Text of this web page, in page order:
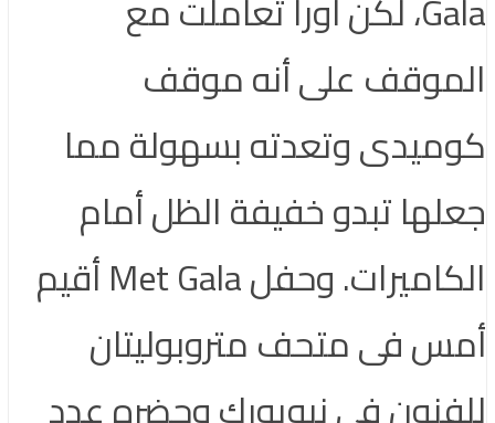
الموقف على أنه موقف
كوميدى وتعدته بسهولة مما
جعلها تبدو خفيفة الظل أمام
الكاميرات. وحفل Met Gala أقيم
أمس فى متحف متروبوليتان
للفنون فى نيويورك وحضره عدد